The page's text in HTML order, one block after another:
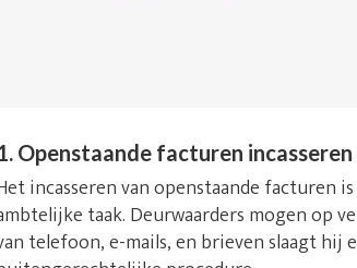
Openstaande facturen incasseren
incasseren van openstaande facturen
taak. Deurwaarders mogen op
telefoon, e-mails, en brieven slaagt hij